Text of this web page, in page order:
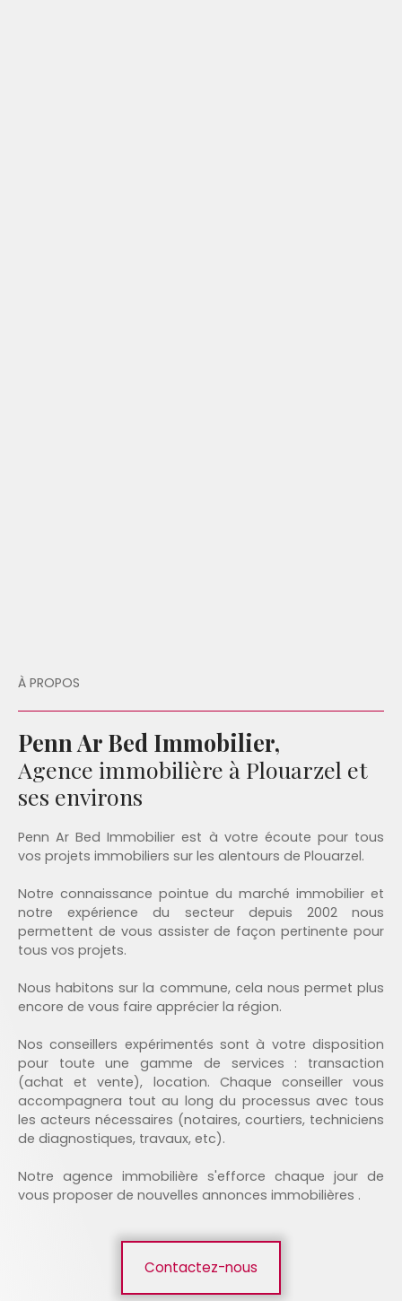
À PROPOS
Penn Ar Bed Immobilier,
Agence immobilière à Plouarzel et
ses environs
Penn Ar Bed Immobilier est à votre écoute pour tous
vos projets immobiliers sur les alentours de Plouarzel.
Notre connaissance pointue du marché immobilier et
notre expérience du secteur depuis 2002 nous
permettent de vous assister de façon pertinente pour
tous vos projets.
Nous habitons sur la commune, cela nous permet plus
encore de vous faire apprécier la région.
Nos conseillers expérimentés sont à votre disposition
pour toute une gamme de services : transaction
(achat et vente), location. Chaque conseiller vous
accompagnera tout au long du processus avec tous
les acteurs nécessaires (notaires, courtiers, techniciens
de diagnostiques, travaux, etc).
Notre agence immobilière s'efforce chaque jour de
vous proposer de nouvelles annonces immobilières .
Contactez-nous